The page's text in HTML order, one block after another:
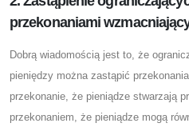
przekonaniami
Dobrą wiadomością jest to, że
pieniędzy można zastąpić
przekonanie, że pieniądze stwarzają
przekonaniem, że pieniądze mogą